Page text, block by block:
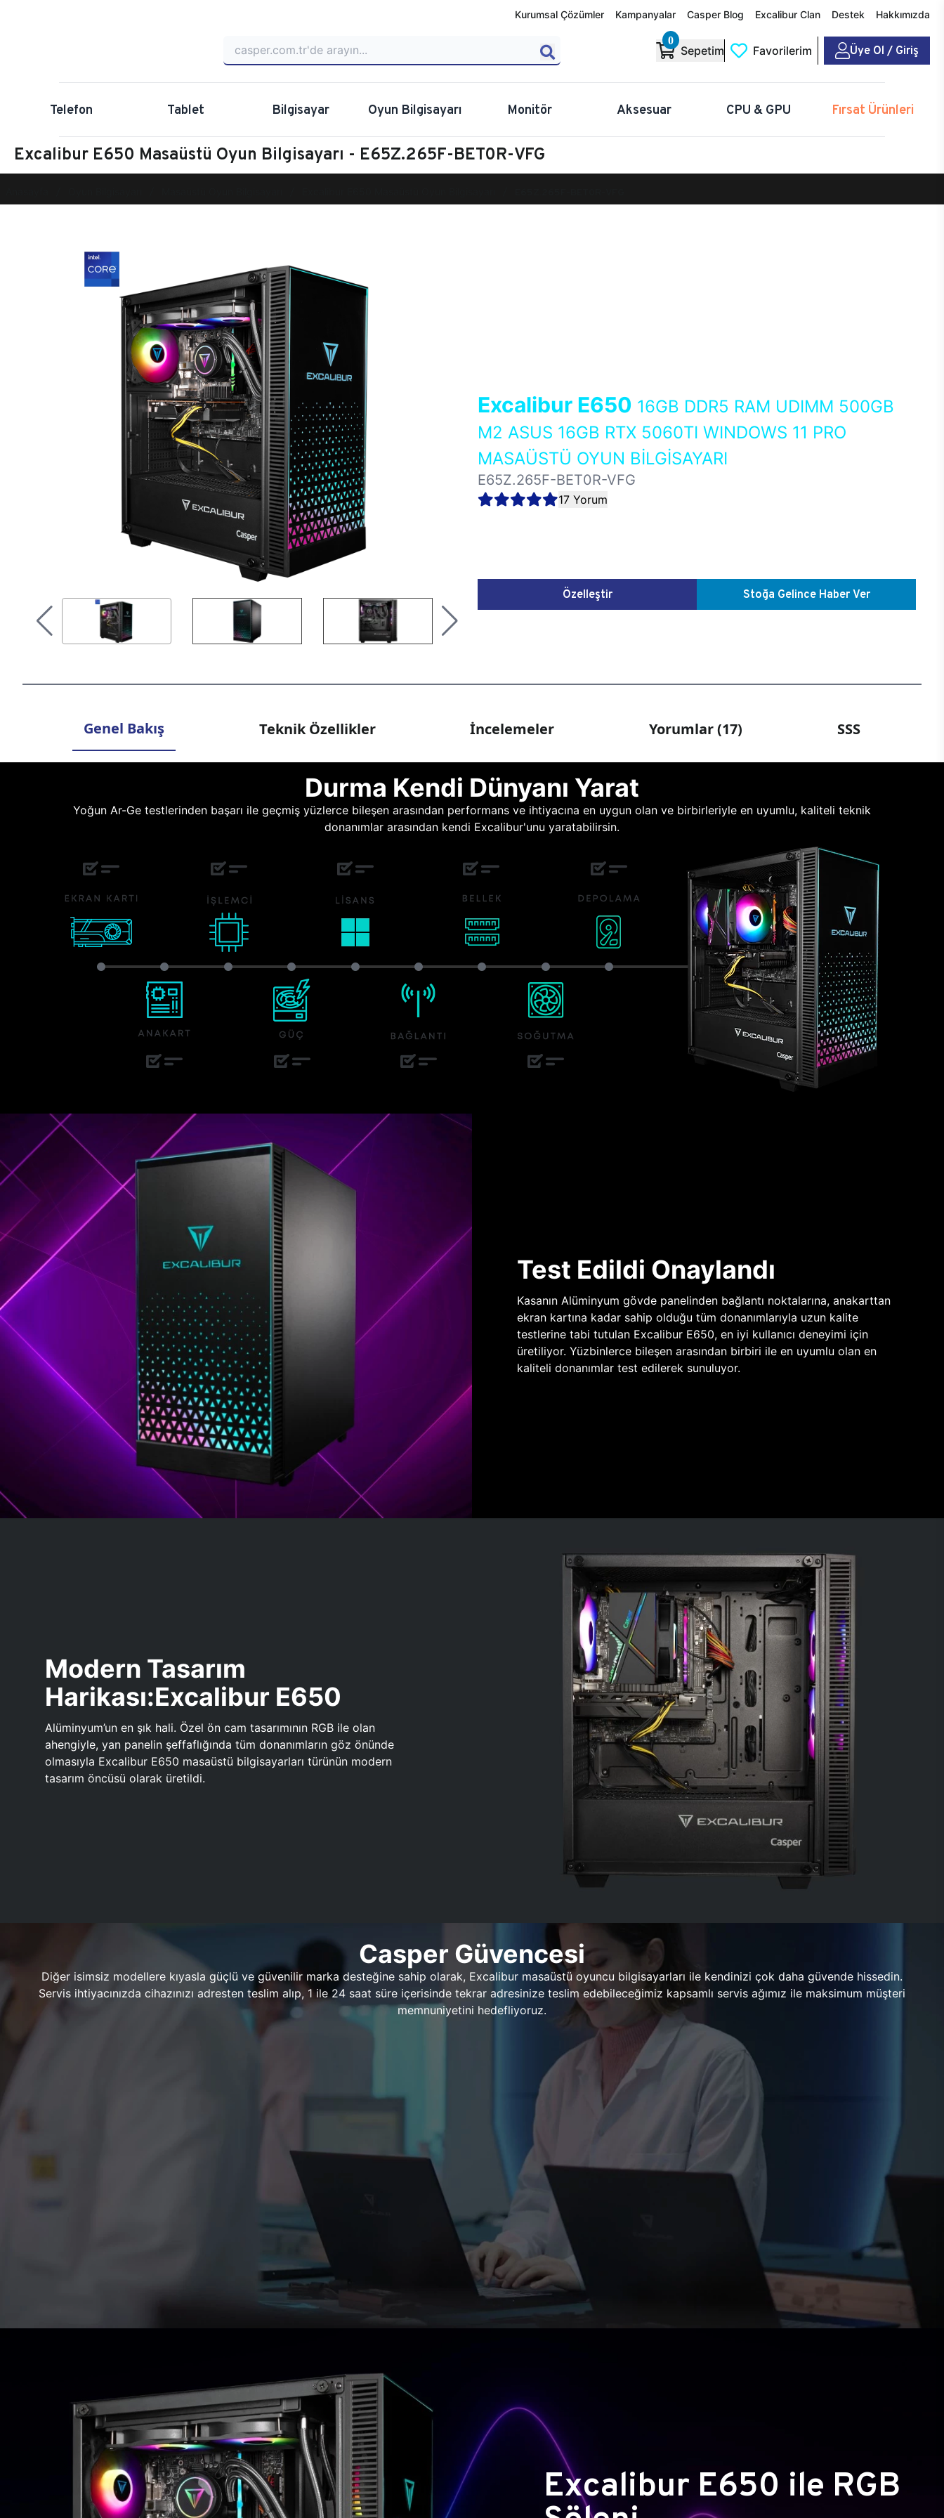
Kurumsal Çözümler Kampanyalar Casper Blog Excalibur Clan Destek Hakkımızda
0
Sepetim Favorilerim Üye Ol / Giriş
Telefon Tablet Bilgisayar Oyun Bilgisayarı Monitör Aksesuar CPU & GPU Fırsat Ürünleri
Excalibur E650 Masaüstü Oyun Bilgisayarı - E65Z.265F-BET0R-VFG
Excalibur E650 16GB DDR5 RAM UDIMM 500GB
M2 ASUS 16GB RTX 5060TI WINDOWS 11 PRO
MASAÜSTÜ OYUN BİLGİSAYARI
E65Z.265F-BET0R-VFG
17 Yorum
Özelleştir Stoğa Gelince Haber Ver
Genel Bakış Teknik Özellikler İncelemeler Yorumlar (17) SSS
Durma Kendi Dünyanı Yarat
Yoğun Ar-Ge testlerinden başarı ile geçmiş yüzlerce bileşen arasından performans ve ihtiyacına en uygun olan ve birbirleriyle en uyumlu, kaliteli teknik
donanımlar arasından kendi Excalibur'unu yaratabilirsin.
Test Edildi Onaylandı
Kasanın Alüminyum gövde panelinden bağlantı noktalarına, anakarttan
ekran kartına kadar sahip olduğu tüm donanımlarıyla uzun kalite
testlerine tabi tutulan Excalibur E650, en iyi kullanıcı deneyimi için
üretiliyor. Yüzbinlerce bileşen arasından birbiri ile en uyumlu olan en
kaliteli donanımlar test edilerek sunuluyor.
Modern Tasarım
Harikası:Excalibur E650
Alüminyum’un en şık hali. Özel ön cam tasarımının RGB ile olan
ahengiyle, yan panelin şeffaflığında tüm donanımların göz önünde
olmasıyla Excalibur E650 masaüstü bilgisayarları türünün modern
tasarım öncüsü olarak üretildi.
Casper Güvencesi
Diğer isimsiz modellere kıyasla güçlü ve güvenilir marka desteğine sahip olarak, Excalibur masaüstü oyuncu bilgisayarları ile kendinizi çok daha güvende hissedin.
Servis ihtiyacınızda cihazınızı adresten teslim alıp, 1 ile 24 saat süre içerisinde tekrar adresinize teslim edebileceğimiz kapsamlı servis ağımız ile maksimum müşteri
memnuniyetini hedefliyoruz.
Excalibur E650 ile RGB